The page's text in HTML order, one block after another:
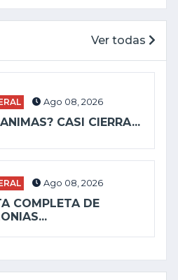
Ver todas
Ago 08, 2026
CASI CIERRA...
Ago 08, 2026
COMPLETA DE